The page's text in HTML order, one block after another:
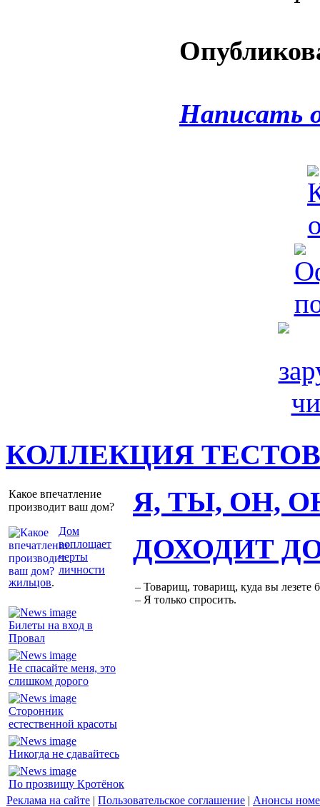
Написать
КОЛЛЕКЦИЯ ТЕСТОВ
Какое впечатление
производит ваш дом?
Дом
воплощает
черты
личности
жильцов.
Я, ТЫ, ОН,
Билеты на вход в
Провал
Не спасайте меня, это
слишком дорого
Сторонник
естественной красоты
Никогда не сдавайтесь
По прозвищу Кротёнок
ДОХОДИТ
– Товарищ, товарищ, куда вы лезете
– Я только спросить.
Реклама на сайте | Пользовательское соглашение | Анонсы